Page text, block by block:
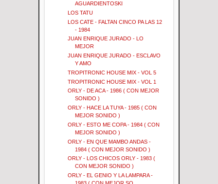
AGUARDIENTOSKI
LOS TATU
LOS CATE - FALTAN CINCO PA LAS 12
- 1984
JUAN ENRIQUE JURADO - LO
MEJOR
JUAN ENRIQUE JURADO - ESCLAVO
Y AMO
TROPITRONIC HOUSE MIX - VOL 5
TROPITRONIC HOUSE MIX - VOL 1
ORLY - DE ACA - 1986 ( CON MEJOR
SONIDO )
ORLY - HACE LA TUYA - 1985 ( CON
MEJOR SONIDO )
ORLY - ESTO ME COPA - 1984 ( CON
MEJOR SONIDO )
ORLY - EN QUE MAMBO ANDAS -
1984 ( CON MEJOR SONIDO )
ORLY - LOS CHICOS ORLY - 1983 (
CON MEJOR SONIDO )
ORLY - EL GENIO Y LA LAMPARA -